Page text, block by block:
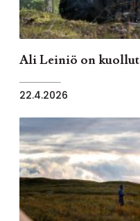
Ali Leiniö on kuollut
22.4.2026